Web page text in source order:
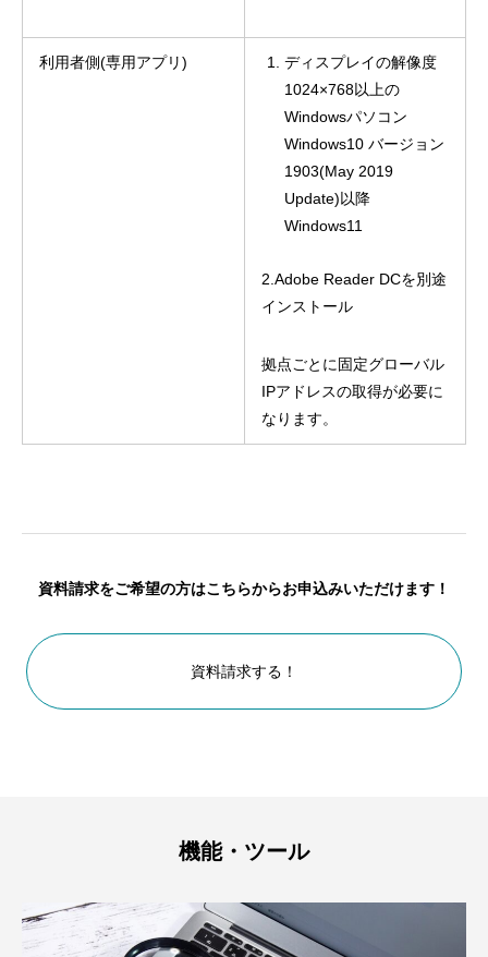
利用者側(専用アプリ)
ディスプレイの解像度
1024×768以上の
Windowsパソコン
Windows10 バージョン
1903(May 2019
Update)以降
Windows11
2.Adobe Reader DCを別途
インストール
拠点ごとに固定グローバル
IPアドレスの取得が必要に
なります。
資料請求をご希望の方はこちらからお申込みいただけます！
資料請求する！
機能・ツール